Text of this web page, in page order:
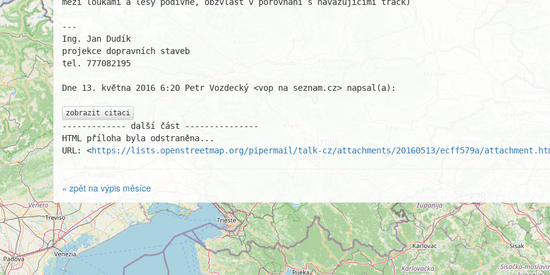
---
Ing. Jan Dudík
projekce dopravních staveb
tel. 777082195
Dne 13. května 2016 6:20 Petr Vozdecký <vop na seznam.cz> napsal(a):
zobrazit citaci
------------- další část ---------------
HTML příloha byla odstraněna...
URL: <https://lists.openstreetmap.org/pipermail/talk-cz/attachments/20160513/ecff579a/
« zpět na výpis měsíce